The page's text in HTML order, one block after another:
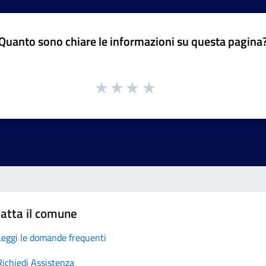
sono chiare le informazioni su questa
il comune
le domande frequenti
Assistenza